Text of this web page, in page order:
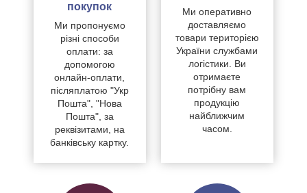
покупок
Ми пропонуємо
різні способи
оплати: за
допомогою
онлайн-оплати,
післяплатою "Укр
Пошта", "Нова
Пошта", за
реквізитами, на
банківську картку.
Ми оперативно
доставляємо
товари територією
України службами
логістики. Ви
отримаєте
потрібну вам
продукцію
найближчим
часом.